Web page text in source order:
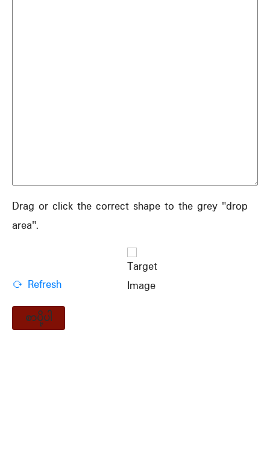
Drag or click the correct shape to the grey "drop
area".
⟳ Refresh